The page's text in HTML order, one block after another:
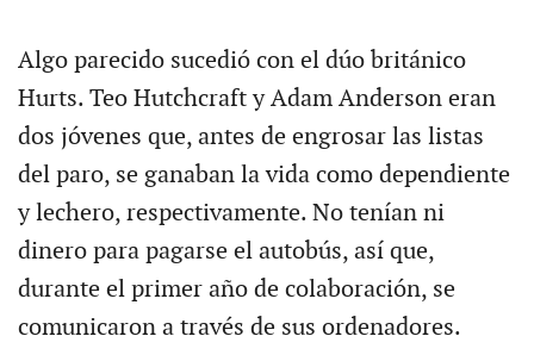
Algo parecido sucedió con el dúo británico
Hurts. Teo Hutchcraft y Adam Anderson eran
dos jóvenes que, antes de engrosar las listas
del paro, se ganaban la vida como dependiente
y lechero, respectivamente. No tenían ni
dinero para pagarse el autobús, así que,
durante el primer año de colaboración, se
comunicaron a través de sus ordenadores.